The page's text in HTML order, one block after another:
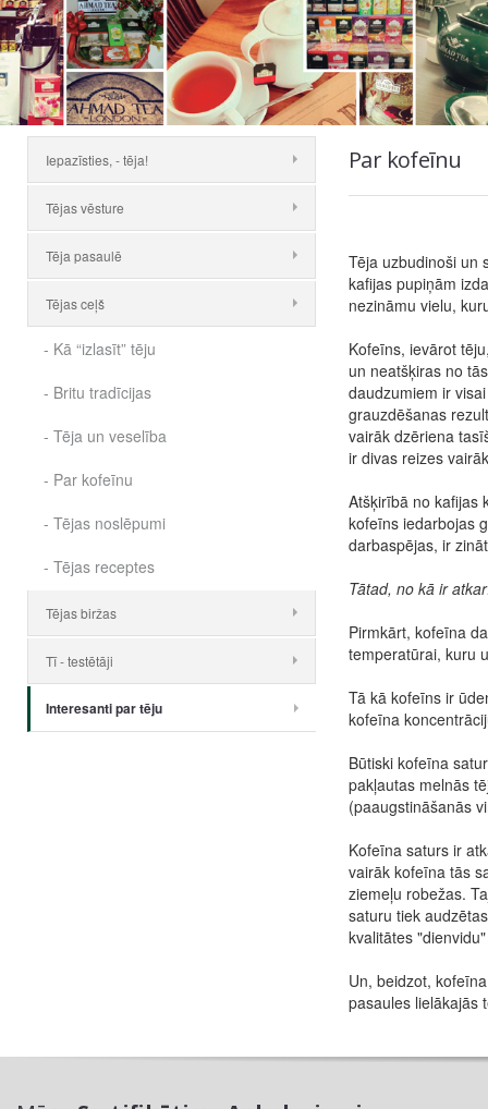
Iepazīsties, - tēja!
Tējas vēsture
Tēja pasaulē
Tējas ceļš
- Kā “izlasīt” tēju
- Britu tradīcijas
- Tēja un veselība
- Par kofeīnu
- Tējas noslēpumi
- Tējas receptes
Tējas biržas
Tī - testētāji
Interesanti par tēju
Par kofeīnu
Tēja uzbudinoši un
kafijas pupiņām
nezināmu vielu,
Kofeīns, ievārot
un neatšķiras no
daudzumiem ir
grauzdēšanas
vairāk dzēriena
ir divas reizes
Atšķirībā no kafijas
kofeīns iedarbojas
darbaspējas, ir
Tātad, no kā ir
Pirmkārt, kofeīna
temperatūrai, kuru
Tā kā kofeīns ir
kofeīna
Būtiski kofeīna
pakļautas melnās
(paaugstināšanās
Kofeīna saturs ir
vairāk kofeīna tās
ziemeļu robežas.
saturu tiek
kvalitātes
Un, beidzot,
pasaules lielākajās